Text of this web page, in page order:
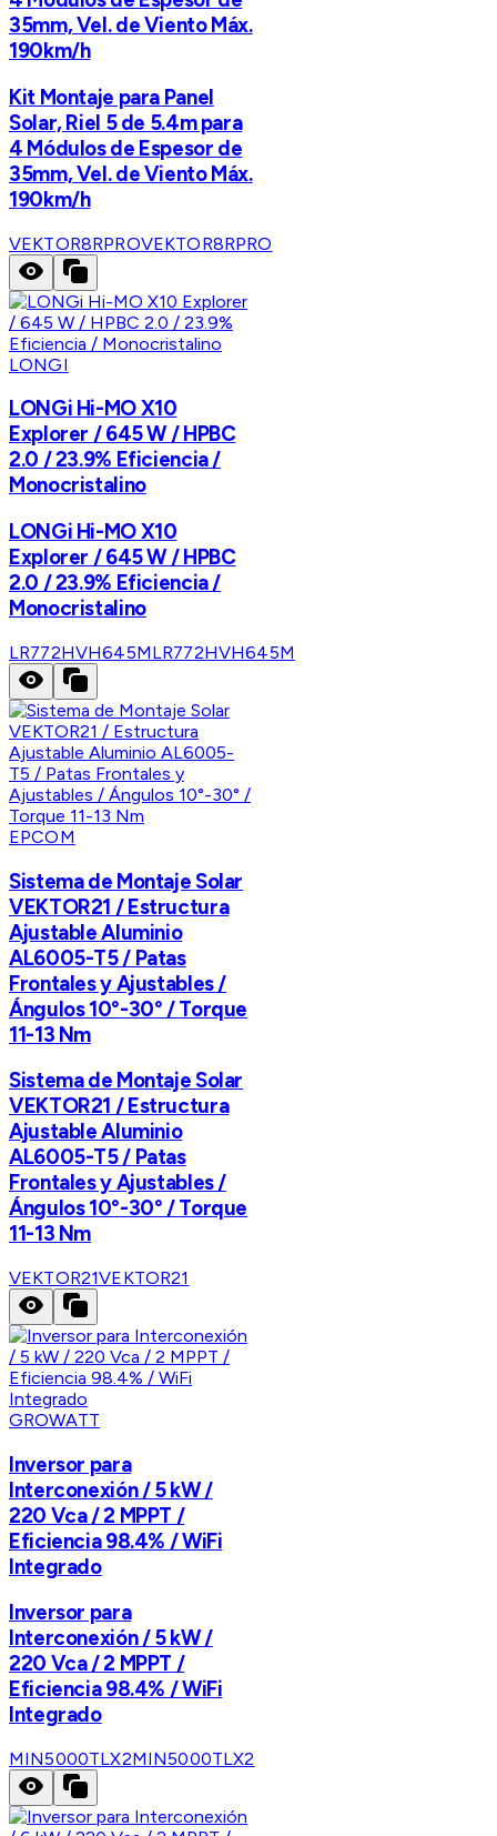
35mm, Vel. de Viento Máx.
190km/h
Kit Montaje para Panel
Solar, Riel 5 de 5.4m para
4 Módulos de Espesor de
35mm, Vel. de Viento Máx.
190km/h
VEKTOR8RPROVEKTOR8RPRO
LONGI
LONGi Hi-MO X10
Explorer / 645 W / HPBC
2.0 / 23.9% Eficiencia /
Monocristalino
LONGi Hi-MO X10
Explorer / 645 W / HPBC
2.0 / 23.9% Eficiencia /
Monocristalino
LR772HVH645MLR772HVH645M
EPCOM
Sistema de Montaje Solar
VEKTOR21 / Estructura
Ajustable Aluminio
AL6005-T5 / Patas
Frontales y Ajustables /
Ángulos 10°-30° / Torque
11-13 Nm
Sistema de Montaje Solar
VEKTOR21 / Estructura
Ajustable Aluminio
AL6005-T5 / Patas
Frontales y Ajustables /
Ángulos 10°-30° / Torque
11-13 Nm
VEKTOR21VEKTOR21
GROWATT
Inversor para
Interconexión / 5 kW /
220 Vca / 2 MPPT /
Eficiencia 98.4% / WiFi
Integrado
Inversor para
Interconexión / 5 kW /
220 Vca / 2 MPPT /
Eficiencia 98.4% / WiFi
Integrado
MIN5000TLX2MIN5000TLX2